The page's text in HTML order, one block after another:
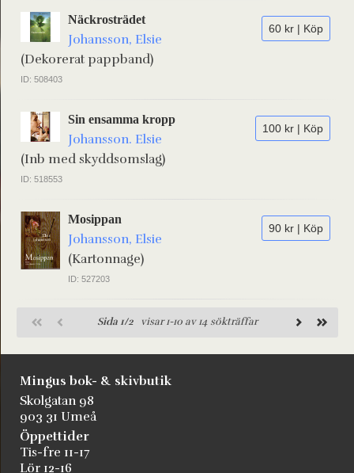
60 kr | Köp
Näckrosträdet
Johansson, Elsie
(Dekorerat pappband)
ID: 508403
100 kr | Köp
Sin ensamma kropp
Johansson. Elsie
(Inb med skyddsomslag)
ID: 518553
90 kr | Köp
Mosippan
Johansson, Elsie
(Kartonnage)
ID: 527203
Sida 1/2 visar 1-10 av 14 sökträffar
Mingus bok- & skivbutik
Skolgatan 98
903 31 Umeå
Öppettider
Tis-fre 11-17
Lör 12-16